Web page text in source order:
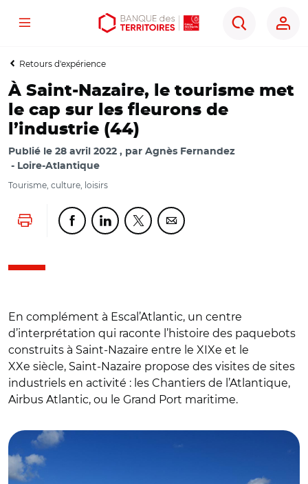
Aller
contenu
Aller
menu
Ouvrir
outils
Menu
Rechercher
Retours d'expérience
À Saint-Nazaire, le tourisme met
le cap sur les fleurons de
l’industrie (44)
Publié le 28 avril 2022 par Agnès Fernandez
Loire-Atlantique
Tourisme, culture, loisirs
Lancer l'impressionPartager cette page sur Facebook
Partager cette page sur Linkedin
Partager cette page sur Twitter
Partager cette page sur
En complément à Escal’Atlantic, un centre
d’interprétation qui raconte l’histoire des paquebots
construits à Saint-Nazaire entre le XIXe et le
XXe siècle, Saint-Nazaire propose des visites de sites
industriels en activité : les Chantiers de l’Atlantique,
Airbus Atlantic, ou le Grand Port maritime.